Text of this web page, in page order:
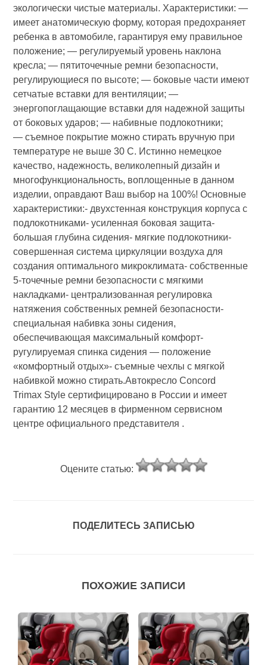
экологически чистые материалы. Характеристики: —
имеет анатомическую форму, которая предохраняет
ребенка в автомобиле, гарантируя ему правильное
положение; — регулируемый уровень наклона
кресла; — пятиточечные ремни безопасности,
регулирующиеся по высоте; — боковые части имеют
сетчатые вставки для вентиляции; —
энергопоглащающие вставки для надежной защиты
от боковых ударов; — набивные подлокотники;
— съемное покрытие можно стирать вручную при
температуре не выше 30 С. Истинно немецкое
качество, надежность, великолепный дизайн и
многофункциональность, воплощенные в данном
изделии, оправдают Ваш выбор на 100%! Основные
характеристики:- двухстенная конструкция корпуса с
подлокотниками- усиленная боковая защита-
большая глубина сидения- мягкие подлокотники-
совершенная система циркуляции воздуха для
создания оптимального микроклимата- собственные
5-точечные ремни безопасности с мягкими
накладками- централизованная регулировка
натяжения собственных ремней безопасности-
специальная набивка зоны сидения,
обеспечивающая максимальный комфорт-
ругулируемая спинка сидения — положение
«комфортный отдых»- съемные чехлы с мягкой
набивкой можно стирать.Автокресло Concord
Trimax Style сертифицировано в России и имеет
гарантию 12 месяцев в фирменном сервисном
центре официального представителя .
Оцените статью:
ПОДЕЛИТЕСЬ ЗАПИСЬЮ
ПОХОЖИЕ ЗАПИСИ